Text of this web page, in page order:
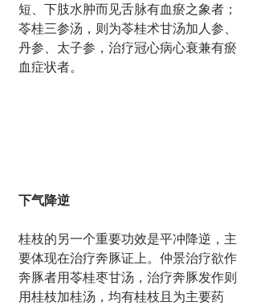
短、下肢水肿而见舌脉有血瘀之象者；
苓桂三参汤，则为苓桂术甘汤加人参、
丹参、太子参，治疗冠心病心衰兼有瘀
血症状者。
下气降逆
桂枝的另一个重要功效是平冲降逆，主
要体现在治疗奔豚证上。仲景治疗欲作
奔豚者用苓桂枣甘汤，治疗奔豚发作则
用桂枝加桂汤，均有桂枝且为主要药